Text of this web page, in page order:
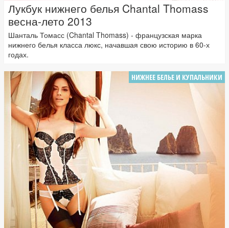
Лукбук нижнего белья Chantal Thomass
весна-лето 2013
Шанталь Томасс (Chantal Thomass) - французская марка
нижнего белья класса люкс, начавшая свою историю в 60-х
годах.
НИЖНЕЕ БЕЛЬЕ И КУПАЛЬНИКИ